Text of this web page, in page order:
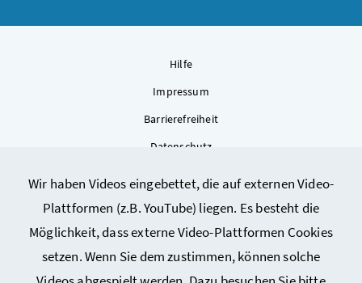
Wir haben Videos eingebettet, die auf externen Video-
Plattformen (z.B. YouTube) liegen. Es besteht die
Möglichkeit, dass externe Video-Plattformen Cookies
setzen. Wenn Sie dem zustimmen, können solche
Hilfe
Impressum
Barrierefreiheit
Datenschutz
Sitemap
Cookie-Einstellungen